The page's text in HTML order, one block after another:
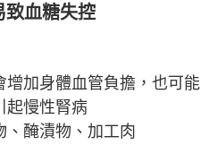
致血糖失控
增加身體血管負擔，也可能
起慢性腎病
、醃漬物、加工肉